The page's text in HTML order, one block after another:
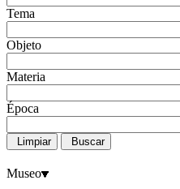
Tema
Objeto
Materia
Época
Limpiar Buscar
Museo